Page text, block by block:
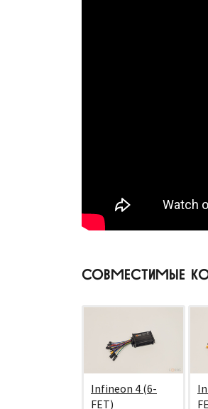
СОВМЕСТИМЫЕ
Infineon 4 (6-
FET)